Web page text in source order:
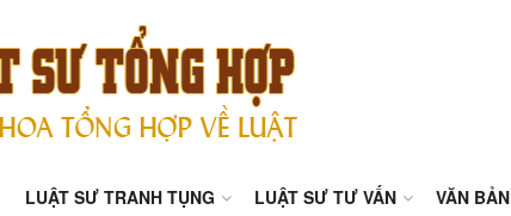
LUẬT SƯ TRANH TỤNG LUẬT SƯ TƯ VẤN VĂN